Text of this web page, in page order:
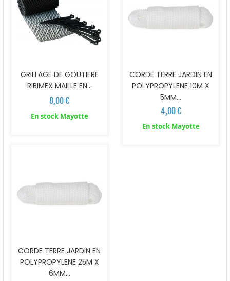
GRILLAGE DE GOUTIERE
RIBIMEX MAILLE EN...
8,00 €
En stock Mayotte
CORDE TERRE JARDIN EN
POLYPROPYLENE 10M X
5MM...
4,00 €
En stock Mayotte
CORDE TERRE JARDIN EN
POLYPROPYLENE 25M X
6MM...